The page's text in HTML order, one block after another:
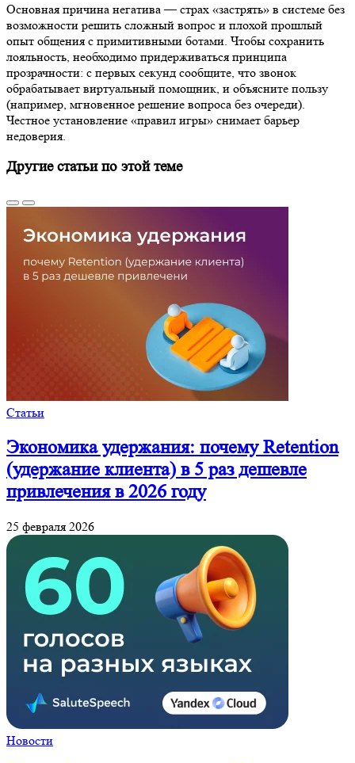
Основная причина негатива — страх «застрять» в системе без
возможности решить сложный вопрос и плохой прошлый
опыт общения с примитивными ботами. Чтобы сохранить
лояльность, необходимо придерживаться принципа
прозрачности: с первых секунд сообщите, что звонок
обрабатывает виртуальный помощник, и объясните пользу
(например, мгновенное решение вопроса без очереди).
Честное установление «правил игры» снимает барьер
недоверия.
Другие статьи по этой теме
Статьи
Экономика удержания: почему Retention
(удержание клиента) в 5 раз дешевле
привлечения в 2026 году
25 февраля 2026
Новости